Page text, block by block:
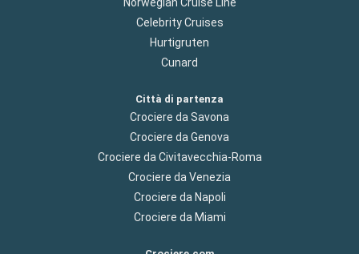
Celebrity Cruises
Hurtigruten
Cunard
Città di partenza
Crociere da Savona
Crociere da Genova
Crociere da Civitavecchia-Roma
Crociere da Venezia
Crociere da Napoli
Crociere da Miami